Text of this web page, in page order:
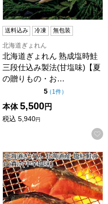
気に入りに登録する
送料込み 冷凍 無包装
北海道ぎょれん
北海道ぎょれん 熟成塩時鮭
三段仕込み製法(甘塩味)【夏
の贈りもの・お…
5点（5点満点中）
（ 1件の評価
）
本体 5,500円
税込 5,940円
銀鮭切身(甘塩味)【夏の贈
北海道ぎょれん 北海道産 塩